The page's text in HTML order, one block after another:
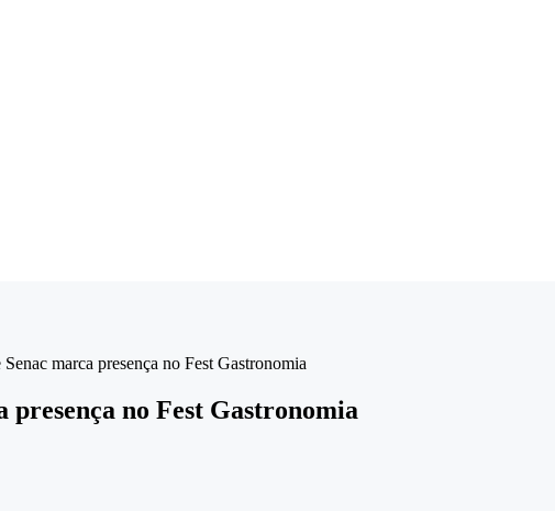
marca presença no Fest Gastronomia
presença no Fest Gastronomia